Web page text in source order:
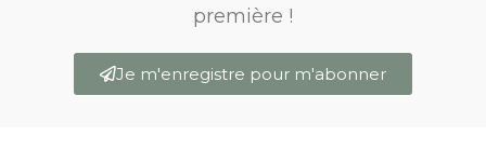
première !
Je m'enregistre pour m'abonner